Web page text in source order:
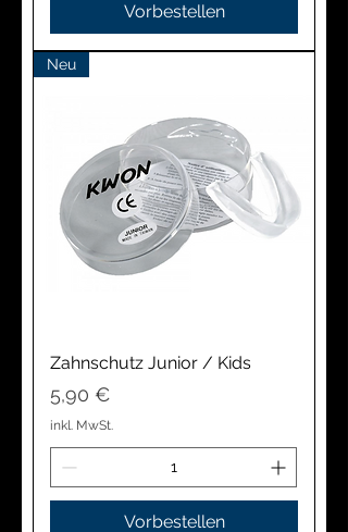
Vorbestellen
Neu
Zahnschutz Junior / Kids
Preis
5,90 €
inkl. MwSt.
Vorbestellen